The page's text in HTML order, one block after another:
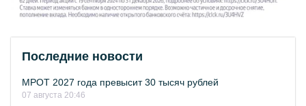
Последние новости
МРОТ 2027 года превысит 30 тысяч рублей
07 августа 20:46